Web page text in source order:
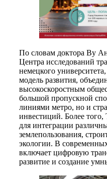
По словам доктора Ву
Центра исследований
немецкого
модель развития,
высокоскоростным
большой пропускной
линиями метро, но и
инвестиций. Более
для интеграции
землепользования,
экологии. В
включает цифровую
развитие и создание